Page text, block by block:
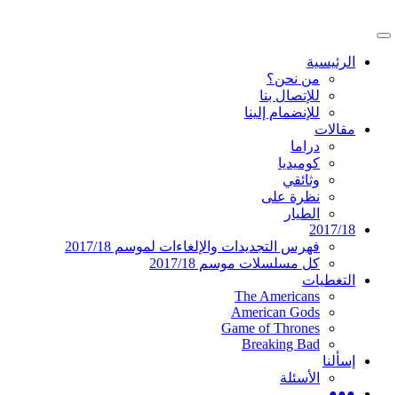
إلى
دليل التلفزيون العربي
موقع عربي متخصص في أخبار ومقالات حول
المسلسلات الأجنبية
القائمة
الرئيسيةالرئيسية
من نحن؟
للإتصال بنا
للإنضمام إلينا
مقالات
دراما
كوميديا
وثائقي
نظرة على
الطيار
2017/18
فهرس التجديدات والإلغاءات لموسم 2017/18
كل مسلسلات موسم 2017/18
التغطيات
The Americans
American Gods
Game of Thrones
Breaking Bad
إسألنا
الأسئلة